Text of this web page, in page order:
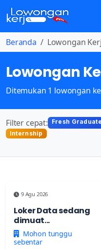
Beranda Lowongan
Lowongan
Ditemukan 1 lowongan
Filter cepat: Fresh Graduate
Internship
9 Agu 2026
Loker Data sedang
dimuat...
Mohon tunggu
sebentar